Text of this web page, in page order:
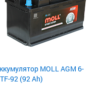
MOLL AGM 6-
92 (92 Ah)